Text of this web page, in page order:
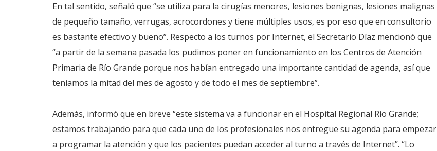
En tal sentido, señaló que “se utiliza para la cirugías menores, lesiones benignas, lesiones malignas
de pequeño tamaño, verrugas, acrocordones y tiene múltiples usos, es por eso que en consultorio
es bastante efectivo y bueno”. Respecto a los turnos por Internet, el Secretario Díaz mencionó que
“a partir de la semana pasada los pudimos poner en funcionamiento en los Centros de Atención
Primaria de Río Grande porque nos habían entregado una importante cantidad de agenda, así que
teníamos la mitad del mes de agosto y de todo el mes de septiembre”.
Además, informó que en breve “este sistema va a funcionar en el Hospital Regional Río Grande;
estamos trabajando para que cada uno de los profesionales nos entregue su agenda para empezar
a programar la atención y que los pacientes puedan acceder al turno a través de Internet”. “Lo